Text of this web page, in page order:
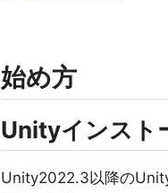
始め方
Unityインスト
Unity2022.3以降の